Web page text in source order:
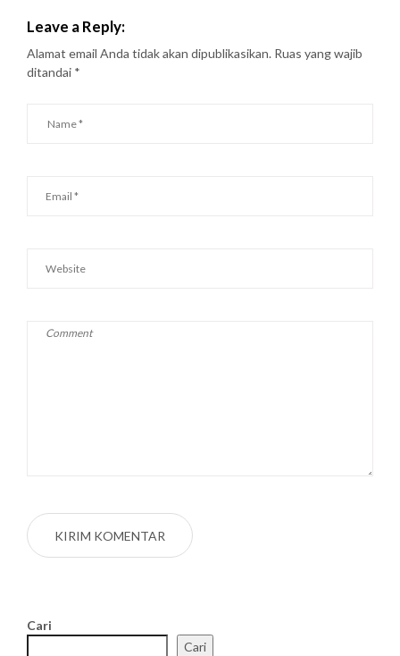
Leave a Reply:
Alamat email Anda tidak akan dipublikasikan. Ruas yang wajib
ditandai *
Cari
Cari